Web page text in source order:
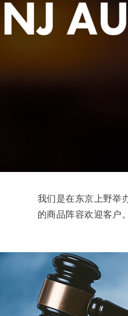
我们是在东京上野举
的商品阵容欢迎客户